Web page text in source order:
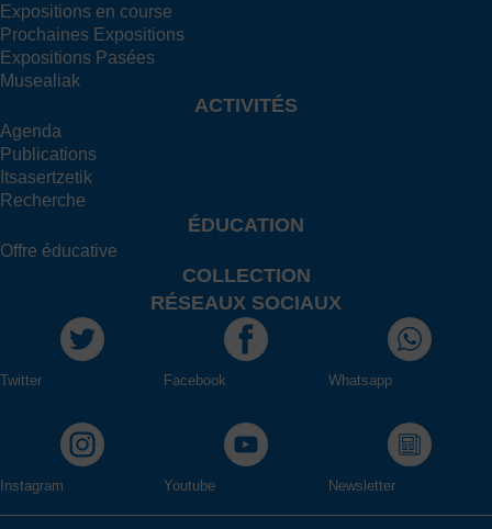
Expositions en course
Prochaines Expositions
Expositions Pasées
Musealiak
ACTIVITÉS
Agenda
Publications
Itsasertzetik
Recherche
ÉDUCATION
Offre éducative
COLLECTION
RÉSEAUX SOCIAUX
Twitter Facebook Whatsapp
Instagram Youtube Newsletter